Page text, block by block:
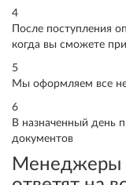
4
После поступления
когда вы сможете
5
Мы оформляем все
6
В назначенный день
документов
Менеджеры